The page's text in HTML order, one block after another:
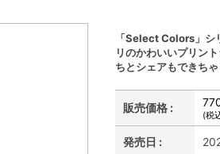
「Select Colors」シ
リのかわいいプリン
ちとシェアもできちゃ
販売価格 :
(税
発売日 :